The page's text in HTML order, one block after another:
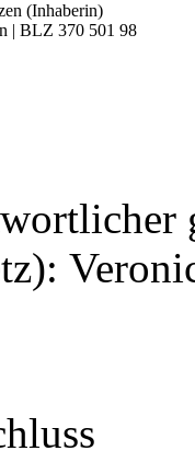
(Inhaberin)
| BLZ 370 501 98